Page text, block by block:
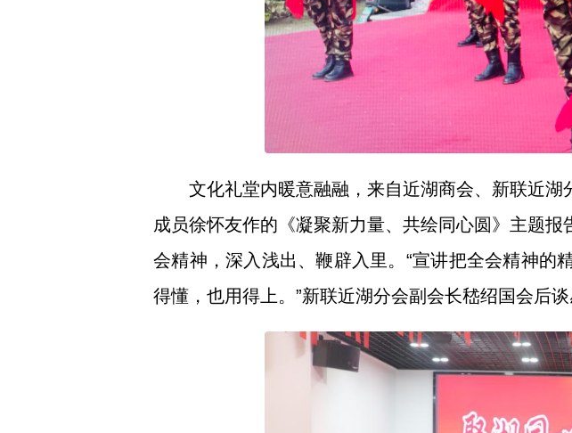
文化礼堂内暖意融融，来自近湖商会、新联近
成员徐怀友作的《凝聚新力量、共绘同心圆》主题
会精神，深入浅出、鞭辟入里。“宣讲把全会精神的
得懂，也用得上。”新联近湖分会副会长嵇绍国会后谈